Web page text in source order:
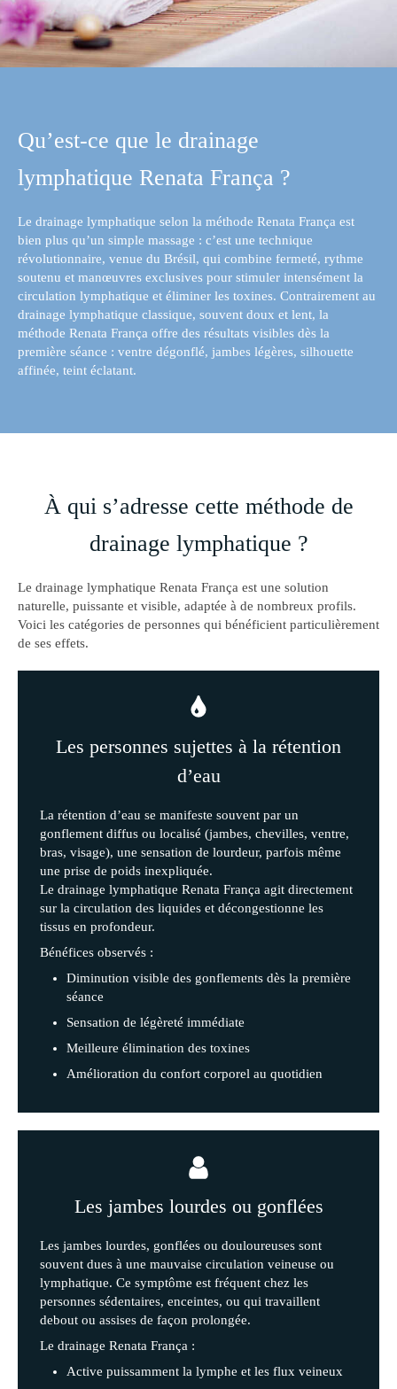
Qu’est-ce que le drainage
lymphatique Renata França ?
Le drainage lymphatique selon la méthode Renata França est
bien plus qu’un simple massage : c’est une technique
révolutionnaire, venue du Brésil, qui combine fermeté, rythme
soutenu et manœuvres exclusives pour stimuler intensément la
circulation lymphatique et éliminer les toxines. Contrairement au
drainage lymphatique classique, souvent doux et lent, la
méthode Renata França offre des résultats visibles dès la
première séance : ventre dégonflé, jambes légères, silhouette
affinée, teint éclatant.
À qui s’adresse cette méthode de
drainage lymphatique ?
Le drainage lymphatique Renata França est une solution
naturelle, puissante et visible, adaptée à de nombreux profils.
Voici les catégories de personnes qui bénéficient particulièrement
de ses effets.
Les personnes sujettes à la rétention
d’eau
La rétention d’eau se manifeste souvent par un
gonflement diffus ou localisé (jambes, chevilles, ventre,
bras, visage), une sensation de lourdeur, parfois même
une prise de poids inexpliquée.
Le drainage lymphatique Renata França agit directement
sur la circulation des liquides et décongestionne les
tissus en profondeur.
Bénéfices observés :
Diminution visible des gonflements dès la première
séance
Sensation de légèreté immédiate
Meilleure élimination des toxines
Amélioration du confort corporel au quotidien
Les jambes lourdes ou gonflées
Les jambes lourdes, gonflées ou douloureuses sont
souvent dues à une mauvaise circulation veineuse ou
lymphatique. Ce symptôme est fréquent chez les
personnes sédentaires, enceintes, ou qui travaillent
debout ou assises de façon prolongée.
Le drainage Renata França :
Active puissamment la lymphe et les flux veineux